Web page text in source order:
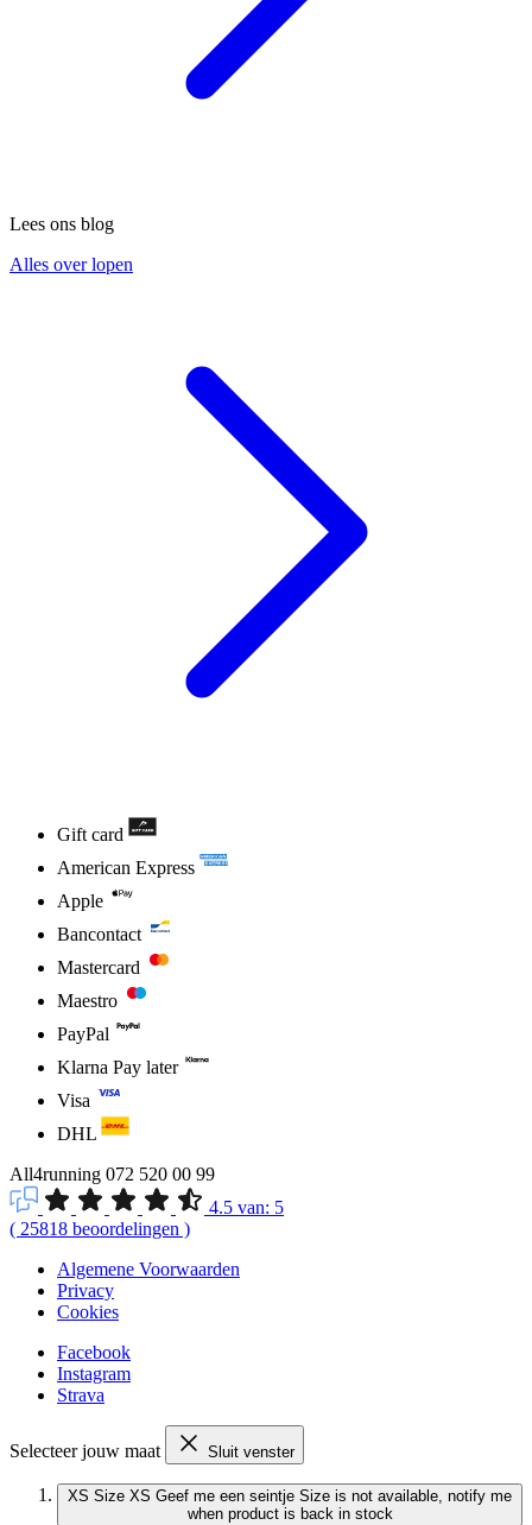
Lees ons blog
Alles over lopen
Gift card
American Express
Apple
Bancontact
Mastercard
Maestro
PayPal
Klarna Pay later
Visa
DHL
All4running 072 520 00 99
4.5 van: 5
( 25818 beoordelingen )
Algemene Voorwaarden
Privacy
Cookies
Facebook
Instagram
Strava
Selecteer jouw maat Sluit venster
XS Size XS Geef me een seintje Size is not available, notify me
when product is back in stock